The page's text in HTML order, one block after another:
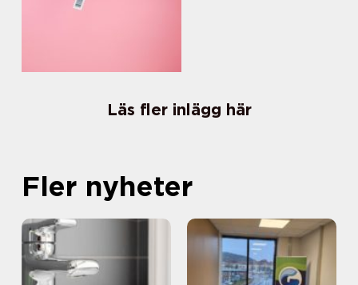
Läs fler inlägg här
Fler nyheter